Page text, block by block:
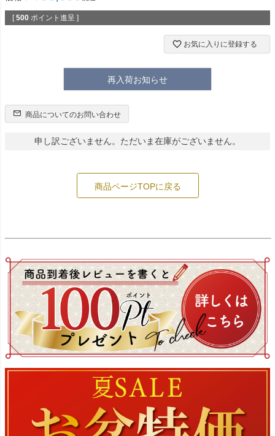
[ 500 ポイント進呈 ]
お気に入りに登録する
再入荷お知らせ
商品についてのお問い合わせ
申し訳ございません。ただいま在庫がございません。
商品ページTOPに戻る